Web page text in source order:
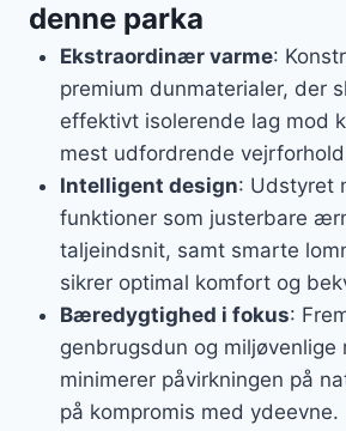
denne parka
Ekstraordinær varme:
premium dunmaterialer, der
effektivt isolerende lag mod
mest udfordrende
Intelligent design: Udstyret
funktioner som justerbare
taljeindsnit, samt smarte
sikrer optimal komfort og
Bæredygtighed i fokus:
genbrugsdun og miljøvenlige
minimerer påvirkningen på
på kompromis med ydeevne.